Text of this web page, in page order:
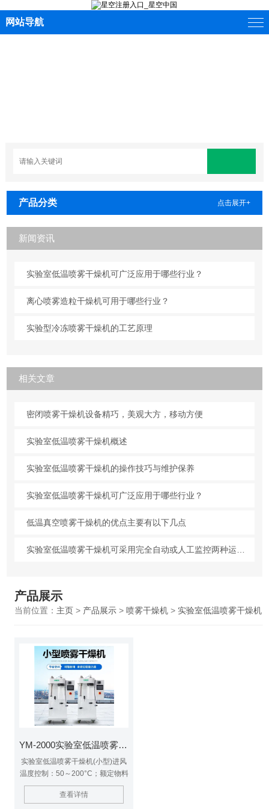
网站导航
产品分类 点击展开+
新闻资讯
实验室低温喷雾干燥机可广泛应用于哪些行业？
离心喷雾造粒干燥机可用于哪些行业？
实验型冷冻喷雾干燥机的工艺原理
相关文章
密闭喷雾干燥机设备精巧，美观大方，移动方便
实验室低温喷雾干燥机概述
实验室低温喷雾干燥机的操作技巧与维护保养
实验室低温喷雾干燥机可广泛应用于哪些行业？
低温真空喷雾干燥机的优点主要有以下几点
产品展示
当前位置： 主页> 产品展示> 喷雾干燥机> 实验室低温喷雾干燥机
YM-2000实验室低温喷雾干燥机(小型)
实验室低温喷雾干燥机(小型)进风
温度控制：50～200°C；额定物料
处理量：1500ml/h；设有喷咀清
洁器（通针），在喷咀被堵塞时会
查看详情